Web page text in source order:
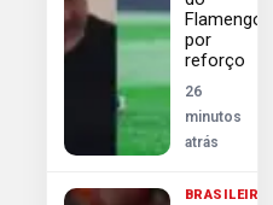
Flamengo
por
reforço
26
minutos
atrás
BRASILEIRÃO